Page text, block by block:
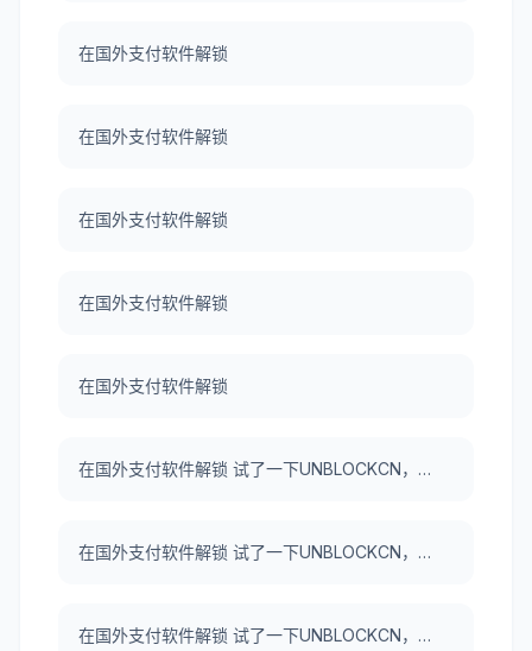
在国外支付软件解锁
在国外支付软件解锁
在国外支付软件解锁
在国外支付软件解锁
在国外支付软件解锁
在国外支付软件解锁 试了一下UNBLOCKCN，真好用。
在国外支付软件解锁 试了一下UNBLOCKCN，真好用。
在国外支付软件解锁 试了一下UNBLOCKCN，真好用。